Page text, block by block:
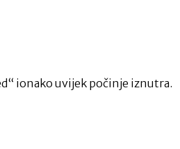
ionako uvijek počinje iznutra.